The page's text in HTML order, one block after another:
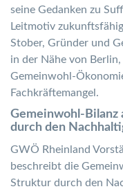
seine Gedanken zu
Leitmotiv
Stober, Gründer und
in der Nähe von
Gemeinwohl-
Fachkräftemangel.
Gemeinwohl-Bilanz
durch den
GWÖ Rheinland
beschreibt die
Struktur durch den